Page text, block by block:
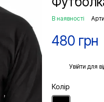
В наявності
480 грн
Увійти для
Колір